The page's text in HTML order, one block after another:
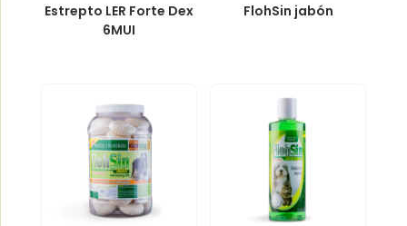
Estrepto LER Forte Dex
6MUI
FlohSin jabón